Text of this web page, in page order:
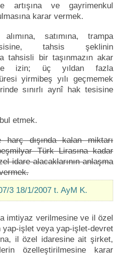
artışına ve gayrimenkul
karar vermek.
satımına, trampa
tahsis şeklinin
tahsisli bir taşınmazın akar
izin; üç yıldan fazla
yirmibeş yılı geçmemek
sınırlı aynî hak tesisine
etmek.
dışında kalan miktarı
Türk Lirasına kadar
idare alacaklarının anlaşma
3 18/1/2007 t. AyM K.
imtiyaz verilmesine ve il özel
yap-işlet veya yap-işlet-devret
il özel idaresine ait şirket,
özelleştirilmesine karar